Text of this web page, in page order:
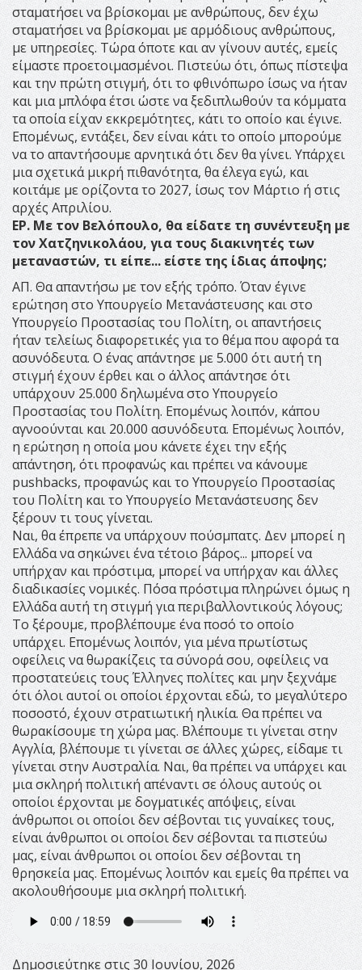
σταματήσει να βρίσκομαι με ανθρώπους, δεν έχω
σταματήσει να βρίσκομαι με αρμόδιους ανθρώπους,
με υπηρεσίες. Τώρα όποτε και αν γίνουν αυτές, εμείς
είμαστε προετοιμασμένοι. Πιστεύω ότι, όπως πίστεψα
και την πρώτη στιγμή, ότι το φθινόπωρο ίσως να ήταν
και μια μπλόφα έτσι ώστε να ξεδιπλωθούν τα κόμματα
τα οποία είχαν εκκρεμότητες, κάτι το οποίο και έγινε.
Επομένως, εντάξει, δεν είναι κάτι το οποίο μπορούμε
να το απαντήσουμε αρνητικά ότι δεν θα γίνει. Υπάρχει
μια σχετικά μικρή πιθανότητα, θα έλεγα εγώ, και
κοιτάμε με ορίζοντα το 2027, ίσως τον Μάρτιο ή στις
αρχές Απριλίου.
ΕΡ. Με τον Βελόπουλο, θα είδατε τη συνέντευξη με
τον Χατζηνικολάου, για τους διακινητές των
μεταναστών, τι είπε... είστε της ίδιας άποψης;
ΑΠ. Θα απαντήσω με τον εξής τρόπο. Όταν έγινε
ερώτηση στο Υπουργείο Μετανάστευσης και στο
Υπουργείο Προστασίας του Πολίτη, οι απαντήσεις
ήταν τελείως διαφορετικές για το θέμα που αφορά τα
ασυνόδευτα. Ο ένας απάντησε με 5.000 ότι αυτή τη
στιγμή έχουν έρθει και ο άλλος απάντησε ότι
υπάρχουν 25.000 δηλωμένα στο Υπουργείο
Προστασίας του Πολίτη. Επομένως λοιπόν, κάπου
αγνοούνται και 20.000 ασυνόδευτα. Επομένως λοιπόν,
η ερώτηση η οποία μου κάνετε έχει την εξής
απάντηση, ότι προφανώς και πρέπει να κάνουμε
pushbacks, προφανώς και το Υπουργείο Προστασίας
του Πολίτη και το Υπουργείο Μετανάστευσης δεν
ξέρουν τι τους γίνεται.
Ναι, θα έπρεπε να υπάρχουν πούσμπατς. Δεν μπορεί η
Ελλάδα να σηκώνει ένα τέτοιο βάρος... μπορεί να
υπήρχαν και πρόστιμα, μπορεί να υπήρχαν και άλλες
διαδικασίες νομικές. Πόσα πρόστιμα πληρώνει όμως η
Ελλάδα αυτή τη στιγμή για περιβαλλοντικούς λόγους;
Το ξέρουμε, προβλέπουμε ένα ποσό το οποίο
υπάρχει. Επομένως λοιπόν, για μένα πρωτίστως
οφείλεις να θωρακίζεις τα σύνορά σου, οφείλεις να
προστατεύεις τους Έλληνες πολίτες και μην ξεχνάμε
ότι όλοι αυτοί οι οποίοι έρχονται εδώ, το μεγαλύτερο
ποσοστό, έχουν στρατιωτική ηλικία. Θα πρέπει να
θωρακίσουμε τη χώρα μας. Βλέπουμε τι γίνεται στην
Αγγλία, βλέπουμε τι γίνεται σε άλλες χώρες, είδαμε τι
γίνεται στην Αυστραλία. Ναι, θα πρέπει να υπάρχει και
μια σκληρή πολιτική απέναντι σε όλους αυτούς οι
οποίοι έρχονται με δογματικές απόψεις, είναι
άνθρωποι οι οποίοι δεν σέβονται τις γυναίκες τους,
είναι άνθρωποι οι οποίοι δεν σέβονται τα πιστεύω
μας, είναι άνθρωποι οι οποίοι δεν σέβονται τη
θρησκεία μας. Επομένως λοιπόν και εμείς θα πρέπει να
ακολουθήσουμε μια σκληρή πολιτική.
Δημοσιεύτηκε στις 30 Ιουνίου, 2026